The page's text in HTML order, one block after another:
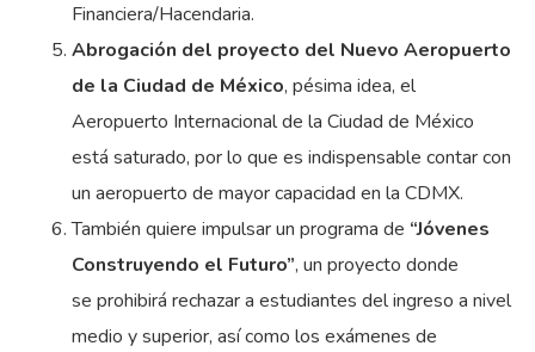
Financiera/Hacendaria.
Abrogación del proyecto del Nuevo Aeropuerto
de la Ciudad de México, pésima idea, el
Aeropuerto Internacional de la Ciudad de México
está saturado, por lo que es indispensable contar con
un aeropuerto de mayor capacidad en la CDMX.
También quiere impulsar un programa de “Jóvenes
Construyendo el Futuro”, un proyecto donde
se prohibirá rechazar a estudiantes del ingreso a nivel
medio y superior, así como los exámenes de